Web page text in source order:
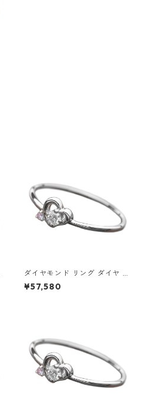
ダイヤモンド リング ダイヤ ア
イスブルーダイヤ 合計0.06ct
9号 プラチナ Pt950 ハートモ
¥57,580